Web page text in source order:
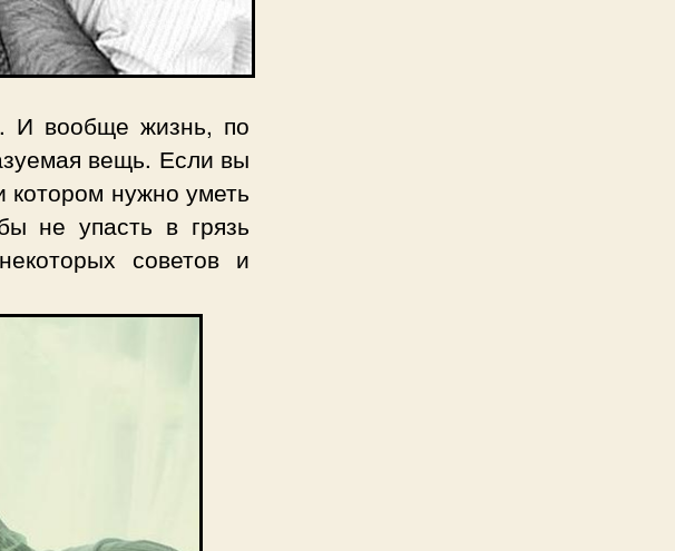
И вообще жизнь, по
вещь. Если вы
котором нужно уметь
не упасть в грязь
советов и